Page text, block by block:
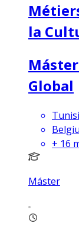
la
Global
+ 16
Máster